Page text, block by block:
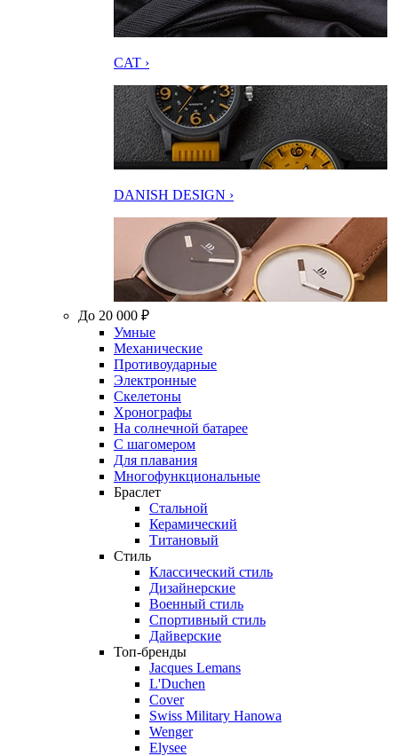
CAT ›
DANISH DESIGN ›
До 20 000 ₽
Умные
Механические
Противоударные
Электронные
Скелетоны
Хронографы
На солнечной батарее
С шагомером
Для плавания
Многофункциональные
Браслет
Стальной
Керамический
Титановый
Стиль
Классический стиль
Дизайнерские
Военный стиль
Спортивный стиль
Дайверские
Топ-бренды
Jacques Lemans
L'Duchen
Cover
Swiss Military Hanowa
Wenger
Elysee